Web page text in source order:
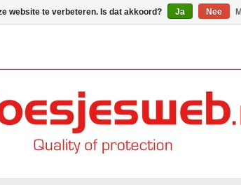
website te verbeteren. Is dat akkoord? Ja Nee